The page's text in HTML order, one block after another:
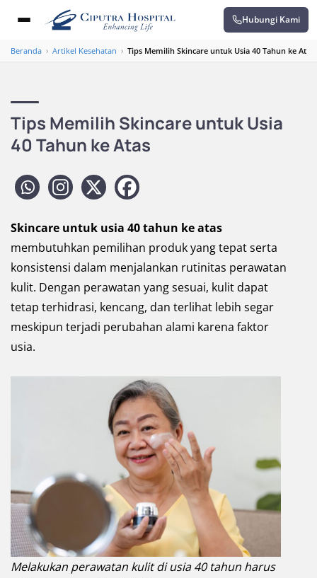
Hubungi Kami
Beranda › Artikel Kesehatan › Tips Memilih Skincare untuk Usia 40 Tahun ke Atas
Tips Memilih Skincare untuk Usia
40 Tahun ke Atas
Skincare untuk usia 40 tahun ke atas
membutuhkan pemilihan produk yang tepat serta
konsistensi dalam menjalankan rutinitas perawatan
kulit. Dengan perawatan yang sesuai, kulit dapat
tetap terhidrasi, kencang, dan terlihat lebih segar
meskipun terjadi perubahan alami karena faktor
usia.
Melakukan perawatan kulit di usia 40 tahun harus